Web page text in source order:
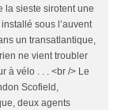
la sieste sirotent une
sous l’auvent
un transatlantique,
ne vient troubler
à vélo . . . <br /> Le
Scofield,
deux agents